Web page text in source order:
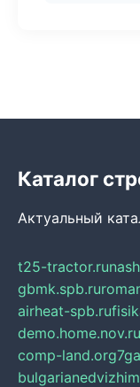
Каталог
Актуальный
t25-tractor.ru
gbmk.spb.ru
airheat-spb.ru
demo.home.nov.ru
comp-land.org